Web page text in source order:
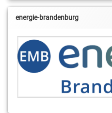
energie-brandenburg